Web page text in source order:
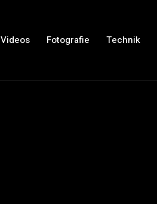
Videos Fotografie Technik